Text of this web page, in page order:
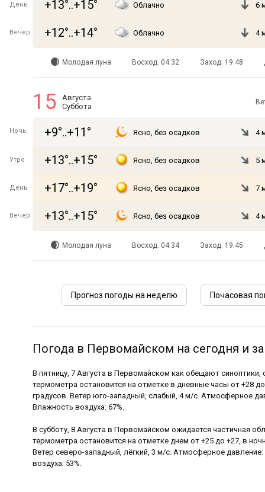
День +13°..+15° Облачно 6
Вечер +12°..+14° Облачно 4
Молодая луна Восход: 04:32 Заход: 19:48
15
Августа
Суббота
Ночь +9°..+11° Ясно, без осадков 4
Утро +13°..+15° Ясно, без осадков 5
День +17°..+19° Ясно, без осадков 7
Вечер +13°..+15° Ясно, без осадков 4
Молодая луна Восход: 04:34 Заход: 19:45
Прогноз погоды на неделю Почасовая
Погода в Первомайском на сегодня и
В пятницу, 7 Августа в Первомайском как обещают
термометра остановится на отметке в дневные часы от +28
градусов. Ветер юго-западный, слабый, 4 м/с. Атмосферное
Влажность воздуха: 67%.
В субботу, 8 Августа в Первомайском ожидается частичная
термометра остановится на отметке днем от +25 до +27, в
Ветер северо-западный, лёгкий, 3 м/с. Атмосферное
воздуха: 53%.